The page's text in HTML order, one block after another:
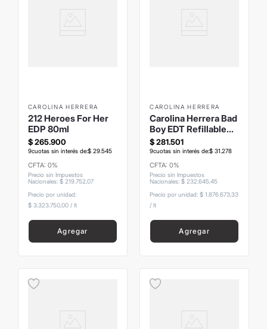
CAROLINA HERRERA
212 Heroes For Her
EDP 80ml
$ 265.900
9cuotas sin interés de:$ 29.545
CFTA: 0%
Precio sin Impuestos
Nacionales: $ 219.752 07
Precio por unidad:
$ 3.323.750,00/ lt
Agregar
CAROLINA HERRERA
Carolina Herrera Bad
Boy EDT Refillable
150ml
$281.501
9cuotas sin interés de:$ 31 278
CFTA: 0%
Precio sin Impuestos
Nacionales: $ 232 64545
Precio por unidad: $ 1.876.673,33
/ lt
Agregar